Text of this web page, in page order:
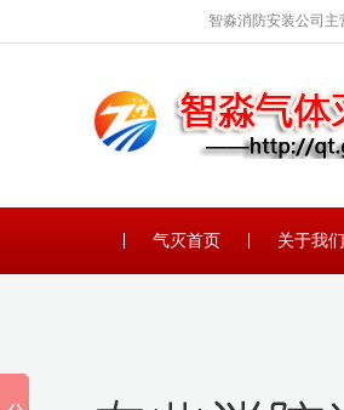
智淼消防安装公司
气灭首页 关于我们